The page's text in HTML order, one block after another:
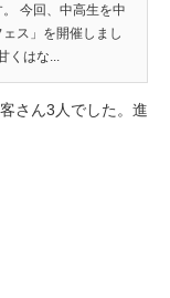
今回、中高生を中
ス」を開催しまし
くはな...
さん3人でした。進